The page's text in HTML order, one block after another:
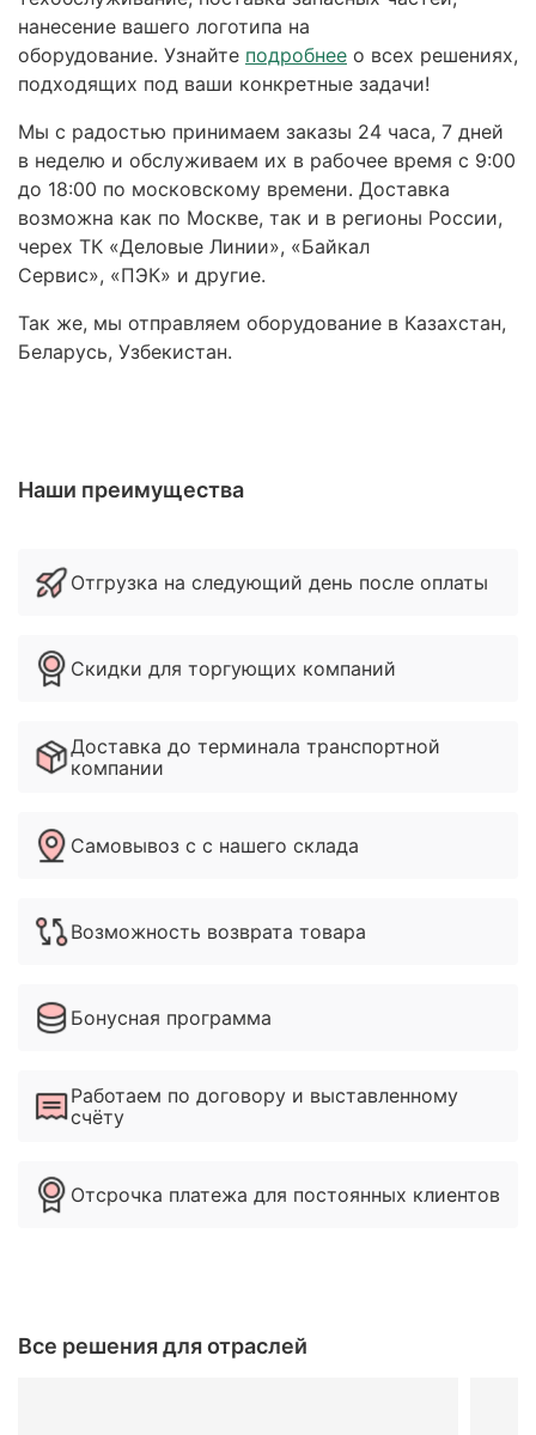
нанесение вашего логотипа на
оборудование. Узнайте подробнее о всех решениях,
подходящих под ваши конкретные задачи!
Мы с радостью принимаем заказы 24 часа, 7 дней
в неделю и обслуживаем их в рабочее время с 9:00
до 18:00 по московскому времени. Доставка
возможна как по Москве, так и в регионы России,
черех ТК «Деловые Линии», «Байкал
Сервис», «ПЭК» и другие.
Так же, мы отправляем оборудование в Казахстан,
Беларусь, Узбекистан.
Наши преимущества
Отгрузка на следующий день после оплаты
Скидки для торгующих компаний
Доставка до терминала транспортной
компании
Самовывоз с с нашего склада
Возможность возврата товара
Бонусная программа
Работаем по договору и выставленному
счёту
Отсрочка платежа для постоянных клиентов
Все решения для отраслей